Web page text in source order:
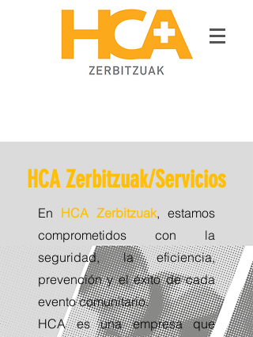
HCA Zerbitzuak/Servicios
En HCA Zerbitzuak, estamos
comprometidos con la
seguridad, la eficiencia,
prevención y el éxito de cada
evento comunitario.
HCA es una empresa que